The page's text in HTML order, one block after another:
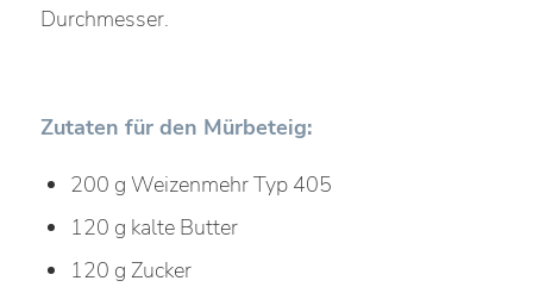
Durchmesser.
Zutaten für den Mürbeteig:
200 g Weizenmehr Typ 405
120 g kalte Butter
120 g Zucker